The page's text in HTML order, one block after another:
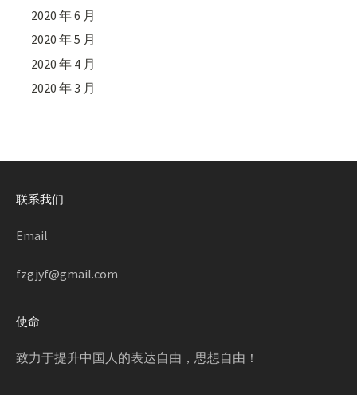
2020 年 6 月
2020 年 5 月
2020 年 4 月
2020 年 3 月
联系我们
Email
fzgjyf@gmail.com
使命
致力于提升中国人的表达自由，思想自由！